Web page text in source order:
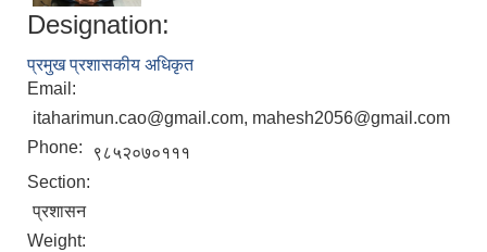
Designation:
प्रमुख प्रशासकीय अधिकृत
Email:
itaharimun.cao@gmail.com, mahesh2056@gmail.com
Phone:
९८५२०७०१११
Section:
प्रशासन
Weight: